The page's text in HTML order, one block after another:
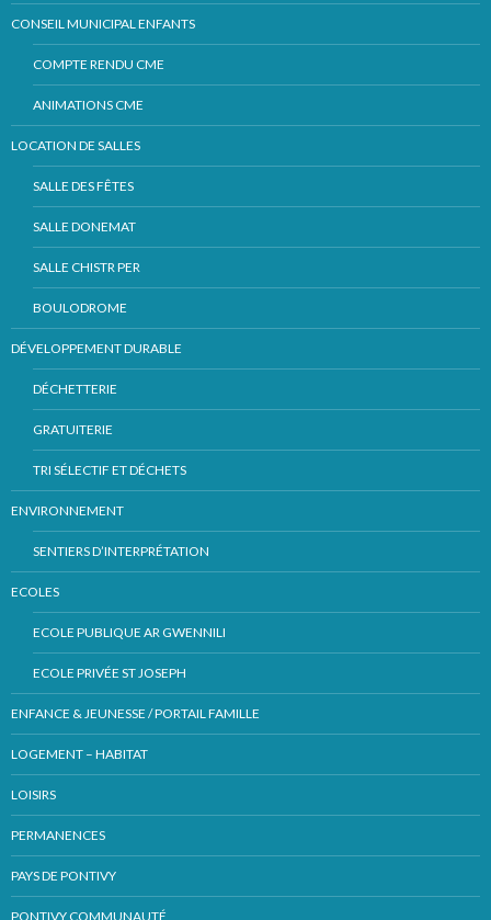
CONSEIL MUNICIPAL ENFANTS
COMPTE RENDU CME
ANIMATIONS CME
LOCATION DE SALLES
SALLE DES FÊTES
SALLE DONEMAT
SALLE CHISTR PER
BOULODROME
DÉVELOPPEMENT DURABLE
DÉCHETTERIE
GRATUITERIE
TRI SÉLECTIF ET DÉCHETS
ENVIRONNEMENT
SENTIERS D’INTERPRÉTATION
ECOLES
ECOLE PUBLIQUE AR GWENNILI
ECOLE PRIVÉE ST JOSEPH
ENFANCE & JEUNESSE / PORTAIL FAMILLE
LOGEMENT – HABITAT
LOISIRS
PERMANENCES
PAYS DE PONTIVY
PONTIVY COMMUNAUTÉ